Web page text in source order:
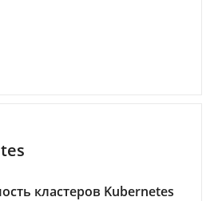
кластеров Kubernetes